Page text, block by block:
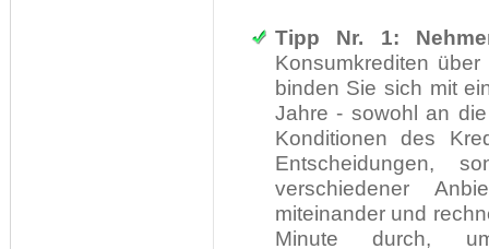
Tipp Nr. 1:
Konsumkrediten
binden Sie sich mit
Jahre - sowohl an
Konditionen des
Entscheidungen,
verschiedener
miteinander und
Minute durch,